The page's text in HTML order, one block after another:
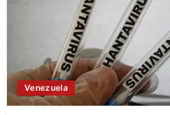
Venezuela